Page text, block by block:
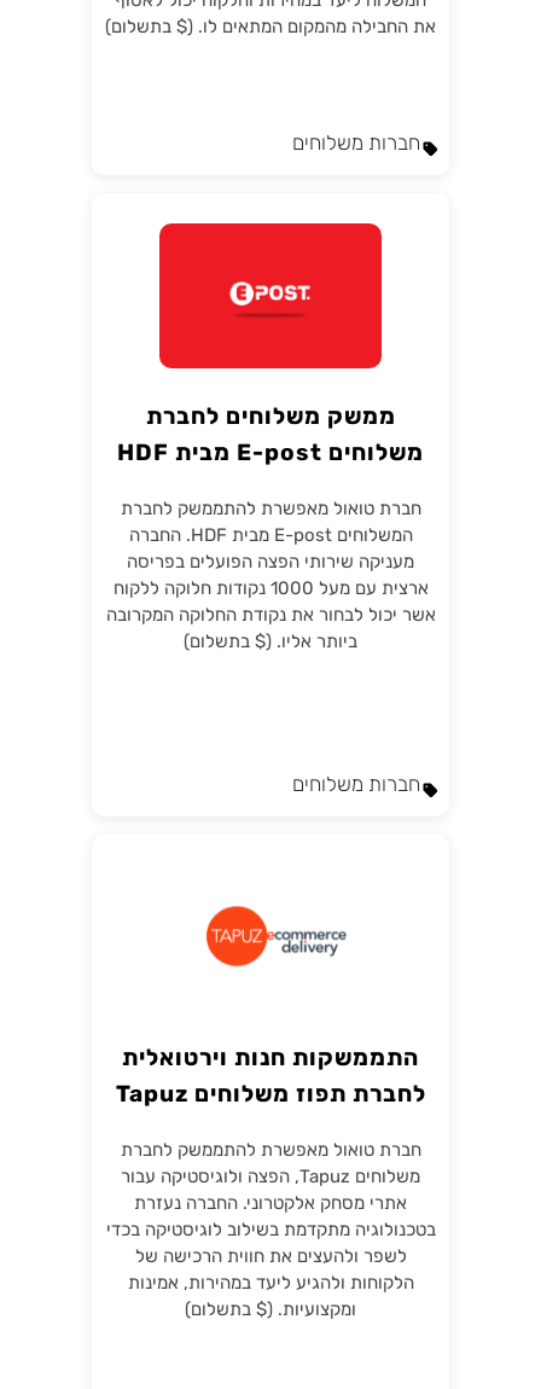
את החבילה מהמקום המתאים לו. ($ בתשלום)
חברות משלוחים
ממשק משלוחים לחברת
משלוחים E-post מבית HDF
חברת טואול מאפשרת להתממשק לחברת
המשלוחים E-post מבית HDF. החברה
מעניקה שירותי הפצה הפועלים בפריסה
ארצית עם מעל 1000 נקודות חלוקה ללקוח
אשר יכול לבחור את נקודת החלוקה המקרובה
ביותר אליו. ($ בתשלום)
חברות משלוחים
התממשקות חנות וירטואלית
לחברת תפוז משלוחים Tapuz
חברת טואול מאפשרת להתממשק לחברת
משלוחים Tapuz, הפצה ולוגיסטיקה עבור
אתרי מסחק אלקטרוני. החברה נעזרת
בטכנולוגיה מתקדמת בשילוב לוגיסטיקה בכדי
לשפר ולהעצים את חווית הרכישה של
הלקוחות ולהגיע ליעד במהירות, אמינות
ומקצועיות. ($ בתשלום)